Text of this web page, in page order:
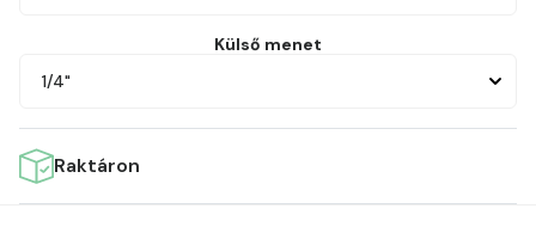
Külső menet
1/4"
Raktáron